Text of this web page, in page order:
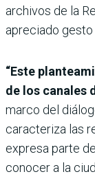
archivos de la
apreciado gesto
“Este
de los canales
marco del
caracteriza las
expresa parte
conocer a la